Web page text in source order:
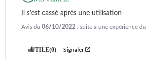
Il s'est cassé après une utilisation
Avis du 06/10/2022 , suite à une expérience du
UTILE(0) Signaler